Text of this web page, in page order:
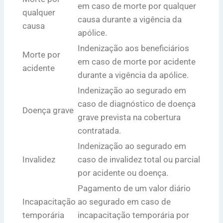
qualquer
causa
em caso de morte por qualquer
causa durante a vigência da
apólice.
Morte por
acidente
Indenização aos beneficiários
em caso de morte por acidente
durante a vigência da apólice.
Doença grave
Indenização ao segurado em
caso de diagnóstico de doença
grave prevista na cobertura
contratada.
Invalidez
Indenização ao segurado em
caso de invalidez total ou parcial
por acidente ou doença.
Incapacitação
temporária
Pagamento de um valor diário
ao segurado em caso de
incapacitação temporária por